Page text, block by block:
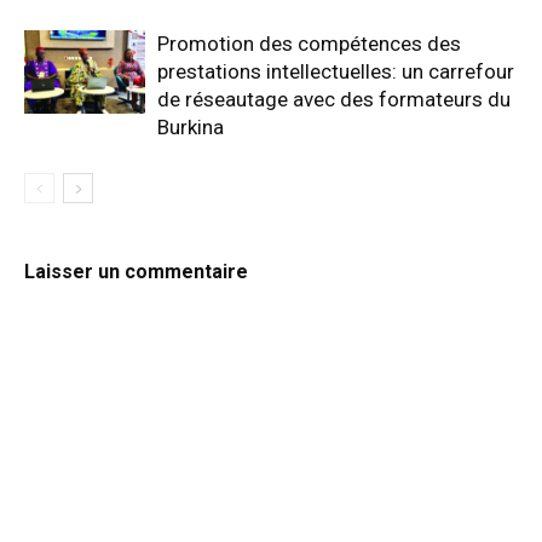
Promotion des compétences des
prestations intellectuelles: un carrefour
de réseautage avec des formateurs du
Burkina
Laisser un commentaire